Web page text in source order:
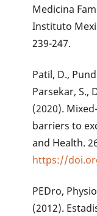
Medicina
Instituto
239-247.
Patil, D.,
Parsekar, S.,
(2020).
barriers to
and Health.
https://
PEDro,
(2012).